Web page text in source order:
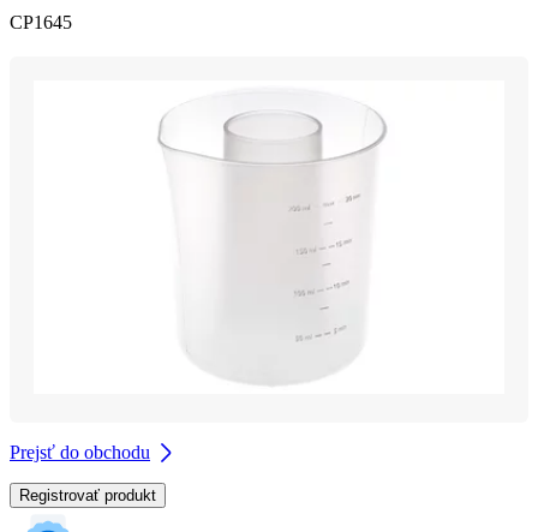
CP1645
Prejsť do obchodu
Registrovať produkt